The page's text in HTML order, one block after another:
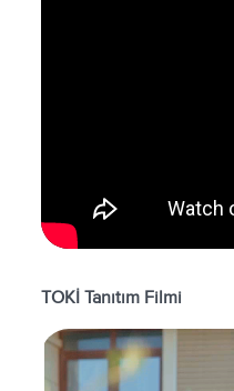
TOKİ Tanıtım Filmi